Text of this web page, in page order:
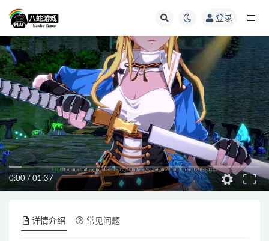
登录
0:00/01:37
详情介绍 常见问题